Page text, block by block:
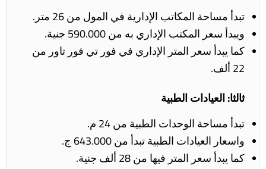
تبدأ مساحة المكاتب الإدارية في المول من 26 متر.
ويبدأ سعر المكتب الإداري به من 590.000 جنية.
كما يبدأ سعر المتر الإداري في فور تي فور تاور من
22 ألف.
ثالثا: العيادات الطبية
تبدأ مساحة الوحدات الطبية من 24 م.
واسعار العيادات الطبية تبدأ من 643.000 ج.
كما يبدأ سعر المتر فيها من 28 ألف جنية.